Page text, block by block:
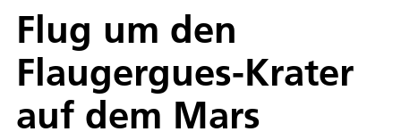
Flug um den
Flaugergues-Krater
auf dem Mars